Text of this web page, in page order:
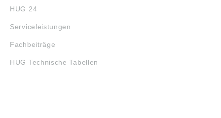
HUG 24
Serviceleistungen
Fachbeiträge
HUG Technische Tabellen